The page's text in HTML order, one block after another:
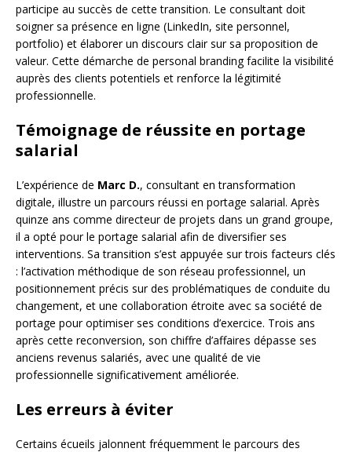
participe au succès de cette transition. Le consultant doit
soigner sa présence en ligne (LinkedIn, site personnel,
portfolio) et élaborer un discours clair sur sa proposition de
valeur. Cette démarche de personal branding facilite la visibilité
auprès des clients potentiels et renforce la légitimité
professionnelle.
Témoignage de réussite en portage
salarial
L’expérience de Marc D., consultant en transformation
digitale, illustre un parcours réussi en portage salarial. Après
quinze ans comme directeur de projets dans un grand groupe,
il a opté pour le portage salarial afin de diversifier ses
interventions. Sa transition s’est appuyée sur trois facteurs clés
: l’activation méthodique de son réseau professionnel, un
positionnement précis sur des problématiques de conduite du
changement, et une collaboration étroite avec sa société de
portage pour optimiser ses conditions d’exercice. Trois ans
après cette reconversion, son chiffre d’affaires dépasse ses
anciens revenus salariés, avec une qualité de vie
professionnelle significativement améliorée.
Les erreurs à éviter
Certains écueils jalonnent fréquemment le parcours des